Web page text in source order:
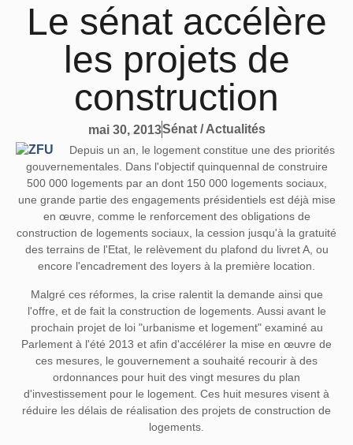
Le sénat accélère
les projets de
construction
mai 30, 2013Sénat / Actualités
Depuis un an, le logement constitue une des priorités
gouvernementales. Dans l'objectif quinquennal de construire
500 000 logements par an dont 150 000 logements sociaux,
une grande partie des engagements présidentiels est déjà mise
en œuvre, comme le renforcement des obligations de
construction de logements sociaux, la cession jusqu'à la gratuité
des terrains de l'Etat, le relèvement du plafond du livret A, ou
encore l'encadrement des loyers à la première location.
Malgré ces réformes, la crise ralentit la demande ainsi que
l'offre, et de fait la construction de logements. Aussi avant le
prochain projet de loi "urbanisme et logement" examiné au
Parlement à l'été 2013 et afin d'accélérer la mise en œuvre de
ces mesures, le gouvernement a souhaité recourir à des
ordonnances pour huit des vingt mesures du plan
d'investissement pour le logement. Ces huit mesures visent à
réduire les délais de réalisation des projets de construction de
logements.